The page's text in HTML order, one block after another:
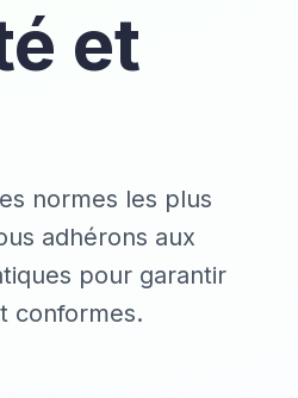
et
normes les plus
adhérons aux
pour garantir
conformes.